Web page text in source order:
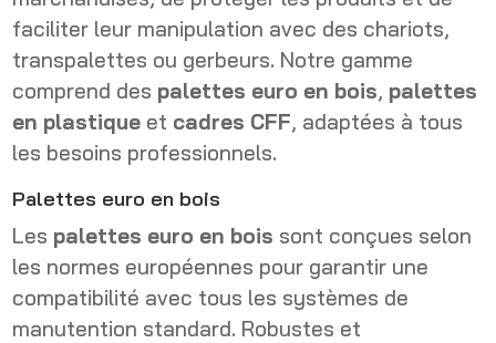
faciliter leur manipulation avec des chariots,
transpalettes ou gerbeurs. Notre gamme
comprend des palettes euro en bois, palettes
en plastique et cadres CFF, adaptées à tous
les besoins professionnels.
Palettes euro en bois
Les palettes euro en bois sont conçues selon
les normes européennes pour garantir une
compatibilité avec tous les systèmes de
manutention standard. Robustes et